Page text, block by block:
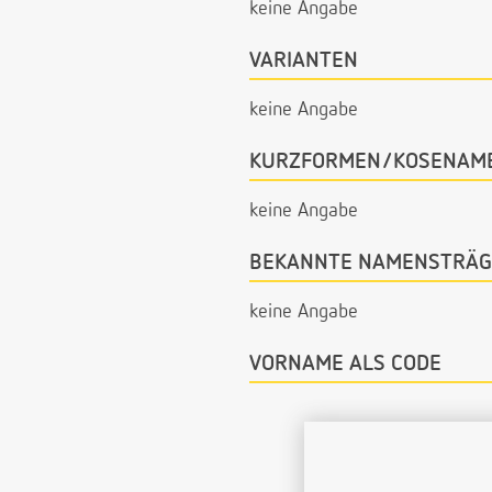
keine Angabe
VARIANTEN
keine Angabe
KURZFORMEN/
keine Angabe
BEKANNTE
keine Angabe
VORNAME ALS CODE